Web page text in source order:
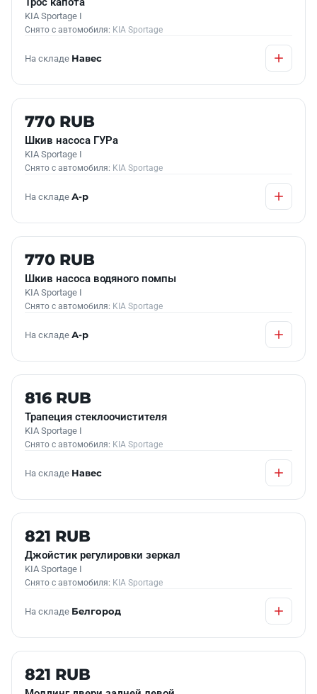
KIA Sportage I
Снято с автомобиля: KIA Sportage
На складе Навес
Б/У В НАЛИЧИИ
770 RUB
Шкив насоса ГУРа
KIA Sportage I
Снято с автомобиля: KIA Sportage
На складе А-р
Б/У В НАЛИЧИИ
770 RUB
Шкив насоса водяного помпы
KIA Sportage I
Снято с автомобиля: KIA Sportage
На складе А-р
Б/У В НАЛИЧИИ
816 RUB
Трапеция стеклоочистителя
KIA Sportage I
Снято с автомобиля: KIA Sportage
На складе Навес
Б/У В НАЛИЧИИ
821 RUB
Джойстик регулировки зеркал
KIA Sportage I
Снято с автомобиля: KIA Sportage
На складе Белгород
Б/У В НАЛИЧИИ
821 RUB